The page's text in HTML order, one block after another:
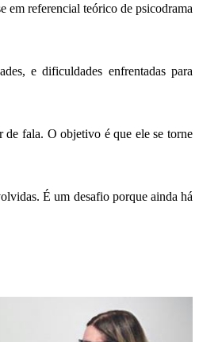
em referencial teórico de psicodrama
e dificuldades enfrentadas para
de fala. O objetivo é que ele se torne
É um desafio porque ainda há